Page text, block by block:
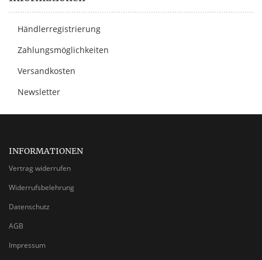
Händlerregistrierung
Zahlungsmöglichkeiten
Versandkosten
Newsletter
INFORMATIONEN
Vertrag widerrufen
Widerrufsbelehrung
Datenschutz
AGB
Impressum